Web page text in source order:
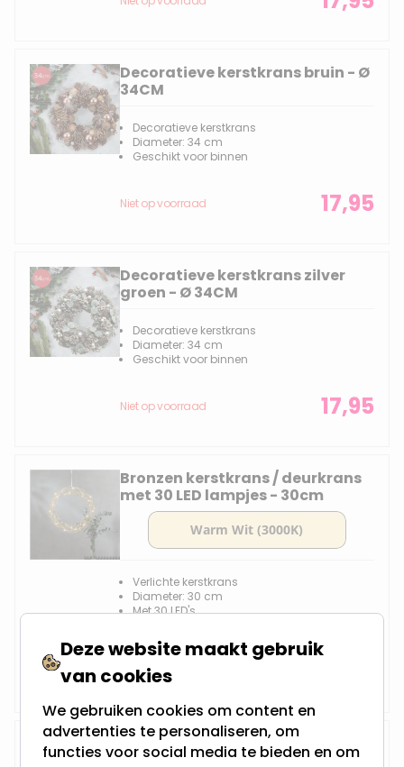
Decoratieve kerstkrans bruin - Ø
34CM
Decoratieve kerstkrans
Diameter: 34 cm
Geschikt voor binnen
Niet op voorraad 17,95
Decoratieve kerstkrans zilver
groen - Ø 34CM
Decoratieve kerstkrans
Diameter: 34 cm
Geschikt voor binnen
Niet op voorraad 17,95
Bronzen kerstkrans / deurkrans
met 30 LED lampjes - 30cm
Verlichte kerstkrans
Diameter: 30 cm
Met 30 LED's
Niet op voorraad
Gouden kerstkrans / deurkrans
met 50 LED lampjes - 45 cm
Deze website maakt gebruik
van cookies
We gebruiken cookies om content en
advertenties te personaliseren, om
functies voor social media te bieden en om